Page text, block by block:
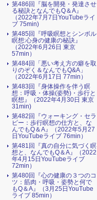
第486回『脳を開発・発達させ
る秘訣となんでもQ＆A』
（2022年7月7日YouTubeライ
ブ 75min)
第485回『呼吸瞑想とシンボル
瞑想:心身の健康の秘訣』
（2022年6月26日 東京
57min）
第484回「悪い考え方の癖を取
りのぞく＆なんでもQ&A」
（2022年6月17日 77min）
第483回『身体操作を伴う瞑
想：呼吸・体操(姿勢)・歩行と
瞑想』（2022年4月30日 東京
31min)
第482回『ウォーキング・セラ
ピー：歩行瞑想の仕方と、な
んでもQ＆A』（2022年5月27
日YouTubeライブ 76min）
第481回『真の自分に気づく瞑
想と、なんでもQ＆A』（2022
年4月15日YouTubeライブ
72min）
第480回『心の健康の３つのコ
ツ：筋肉・呼吸・姿勢と何で
もQ＆A』（3月25日YouTube
ライブ 85min）